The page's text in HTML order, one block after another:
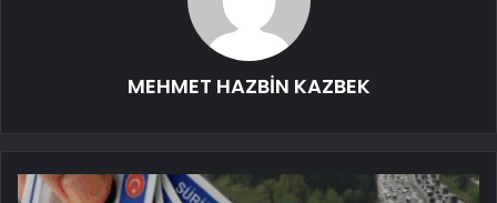
MEHMET HAZBİN KAZBEK